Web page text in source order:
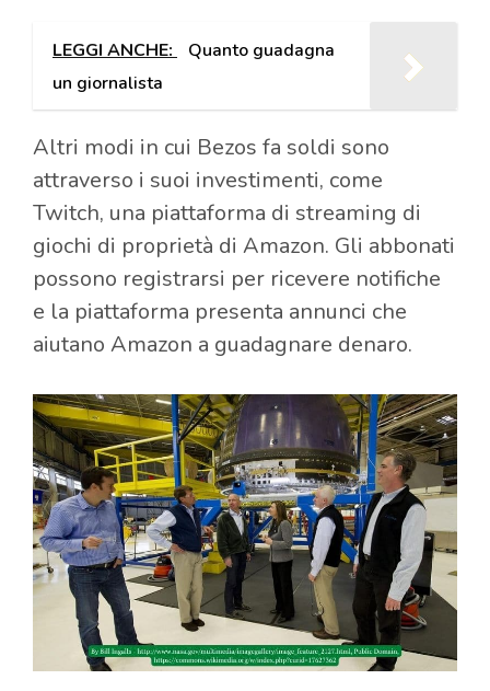
LEGGI ANCHE:
Quanto guadagna
un giornalista
Altri modi in cui Bezos fa soldi sono
attraverso i suoi investimenti, come
Twitch, una piattaforma di streaming di
giochi di proprietà di Amazon. Gli abbonati
possono registrarsi per ricevere notifiche
e la piattaforma presenta annunci che
aiutano Amazon a guadagnare denaro.